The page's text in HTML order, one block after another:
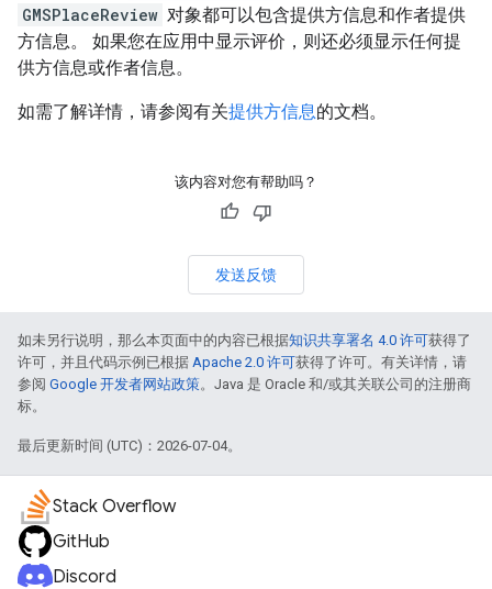
GMSPlaceReview 对象都可以包含提供方信息和作者提供
方信息。 如果您在应用中显示评价，则还必须显示任何提
供方信息或作者信息。
如需了解详情，请参阅有关提供方信息的文档。
该内容对您有帮助吗？
发送反馈
如未另行说明，那么本页面中的内容已根据知识共享署名 4.0 许可获得了
许可，并且代码示例已根据 Apache 2.0 许可获得了许可。有关详情，请
参阅 Google 开发者网站政策。Java 是 Oracle 和/或其关联公司的注册商
标。
最后更新时间 (UTC)：2026-07-04。
Stack Overflow
GitHub
Discord